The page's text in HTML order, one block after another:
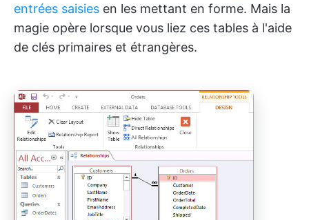
entrées saisies en les mettant en forme. Mais la
magie opère lorsque vous liez ces tables à l'aide
de clés primaires et étrangères.